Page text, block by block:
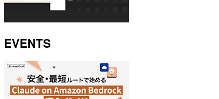
EVENTS